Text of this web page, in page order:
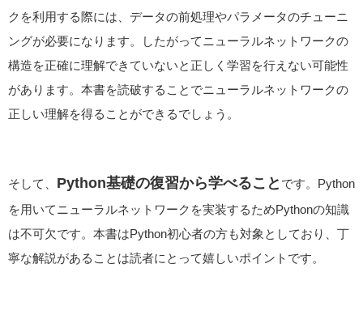
クを利用する際には、データの前処理やパラメータのチューニ
ングが必要になります。したがってニューラルネットワークの
構造を正確に理解できていないと正しく学習を行えない可能性
があります。本書を読破することでニューラルネットワークの
正しい理解を得ることができるでしょう。
そして、 Python基礎の復習から学べること です。Python
を用いてニューラルネットワークを実装するためPythonの知識
は不可欠です。本書はPython初心者の方も対象としており、丁
寧な解説があることは読者にとって嬉しいポイントです。